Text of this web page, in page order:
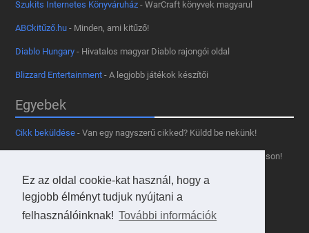
Ez az oldal cookie-kat használ, hogy a
legjobb élményt tudjuk nyújtani a
felhasználóinknak! További információk
Szukits Internetes Könyváruház - WarCraft könyvek magyarul
ABCkitűző.hu - Minden, ami kitűző!
Diablo Hungary - Hivatalos magyar Diablo rajongói oldal
Blizzard Entertainment - A legjobb játékok készítői
Egyebek
Cikk beküldése - Van egy nagyszerű cikked? Küldd be nekünk!
- Tetszik az oldal? Segíts, hogy fennmaradhasson!
Kapcsolat, médiaajánlat- Lépj velünk kapcsolatba!
Használd a tooltipünket- A saját oldaladon is!